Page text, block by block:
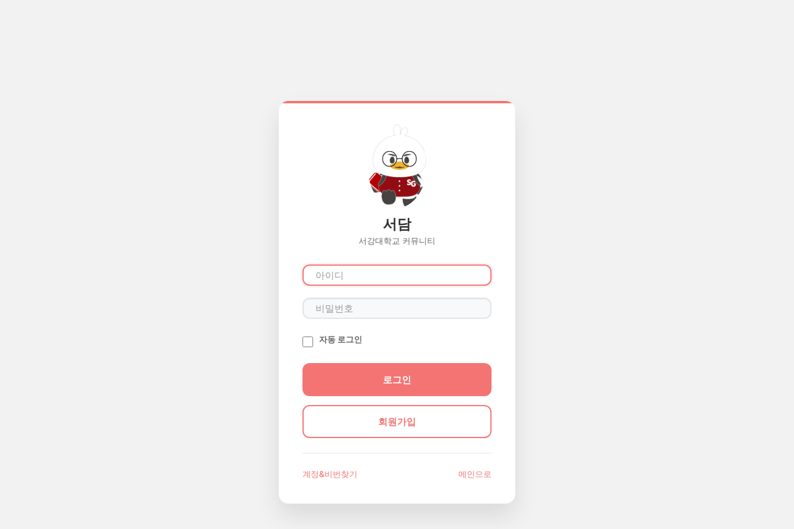
서담
서강대학교 커뮤니티
자동 로그인
회원가입
계정&비번찾기 메인으로